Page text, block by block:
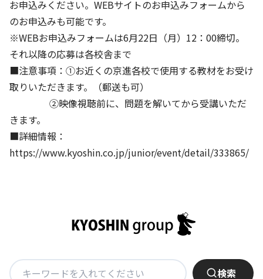
お申込みください。WEBサイトのお申込みフォームから
のお申込みも可能です。
※WEBお申込みフォームは6月22日（月）12：00締切。
それ以降の応募は各校舎まで
■注意事項：①お近くの京進各校で使用する教材をお受け
取りいただきます。（郵送も可）
②映像視聴前に、問題を解いてから受講いただ
きます。
■詳細情報：
https://www.kyoshin.co.jp/junior/event/detail/333865/
検
検索